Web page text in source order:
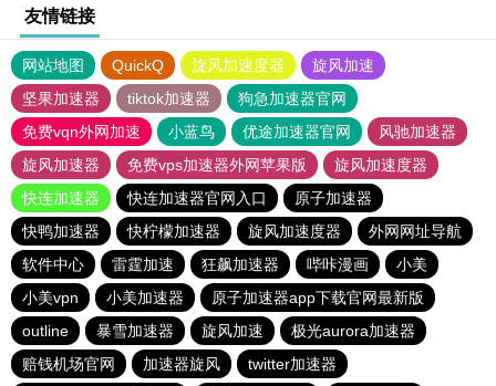
友情链接
网站地图 QuickQ 旋风加速度器
旋风加速
坚果加速器
tiktok加速器
狗急加速器官网
免费vqn外网加速
小蓝鸟 优途加速器官网
风驰加速器
旋风加速器
免费vps加速器外网苹果版
旋风加速度器
快连加速器
快连加速器官网入口
原子加速器
快鸭加速器
快柠檬加速器 旋风加速度器
外网网址导航
软件中心
雷霆加速 狂飙加速器 哔咔漫画
小美
小美vpn
小美加速器
原子加速器app下载官网最新版
outline
暴雪加速器 旋风加速
极光aurora加速器
赔钱机场官网
加速器旋风 twitter加速器